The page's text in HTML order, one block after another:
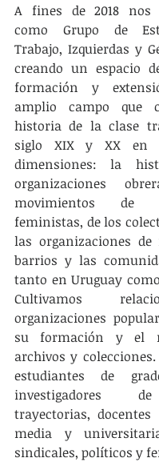
A fines de 2018 nos
como Grupo de
Trabajo, Izquierdas y
creando un espacio
formación y
amplio campo que
historia de la clase
siglo XIX y XX en
dimensiones: la
organizaciones
movimientos de
feministas, de los
las organizaciones de
barrios y las
tanto en Uruguay
Cultivamos
organizaciones
su formación y el
archivos y colecciones.
estudiantes de
investigadores
trayectorias, docentes
media y
sindicales, políticos y